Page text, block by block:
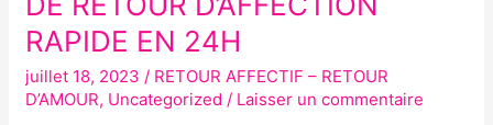
RAPIDE EN 24H
juillet 18, 2023/ RETOUR AFFECTIF – RETOUR
D’AMOUR, Uncategorized / Laisser un commentaire
RITUEL
DE
RETOUR